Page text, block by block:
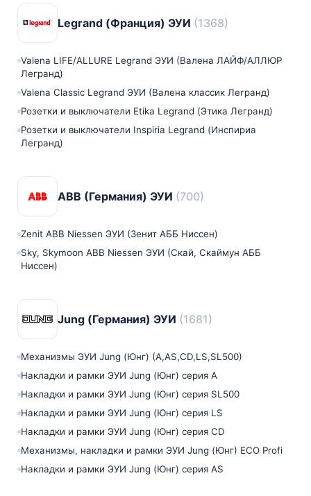
Legrand (Франция) ЭУИ (1368)
Valena LIFE/ALLURE Legrand ЭУИ (Валена ЛАЙФ/АЛЛЮР
Легранд)
Valena Classic Legrand ЭУИ (Валена классик Легранд)
Розетки и выключатели Etika Legrand (Этика Легранд)
Розетки и выключатели Inspiria Legrand (Инспириа
Легранд)
ABB (Германия) ЭУИ (700)
Zenit ABB Niessen ЭУИ (Зенит АББ Ниссен)
Sky, Skymoon ABB Niessen ЭУИ (Скай, Скаймун АББ
Ниссен)
Jung (Германия) ЭУИ (1681)
Механизмы ЭУИ Jung (Юнг) (A,AS,CD,LS,SL500)
Накладки и рамки ЭУИ Jung (Юнг) серия А
Накладки и рамки ЭУИ Jung (Юнг) серия SL500
Накладки и рамки ЭУИ Jung (Юнг) серия LS
Накладки и рамки ЭУИ Jung (Юнг) серия СD
Механизмы, накладки и рамки ЭУИ Jung (Юнг) ECO Profi
Накладки и рамки ЭУИ Jung (Юнг) серия AS